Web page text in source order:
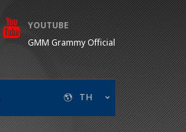
YOUTUBE
GMM Grammy Official
TH